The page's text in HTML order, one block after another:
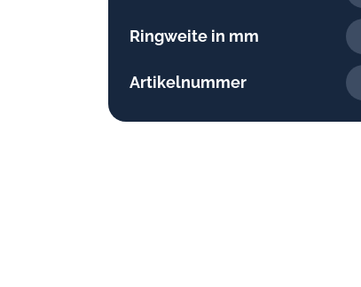
Ringweite in mm
Artikelnummer